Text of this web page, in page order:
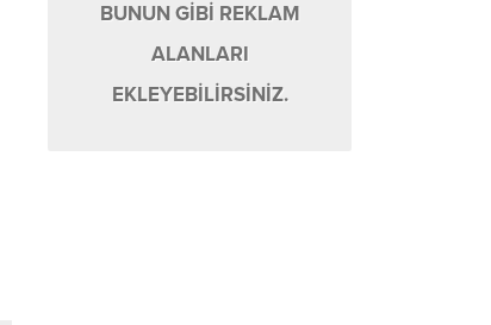
BUNUN GİBİ REKLAM
ALANLARI
EKLEYEBİLİRSİNİZ.